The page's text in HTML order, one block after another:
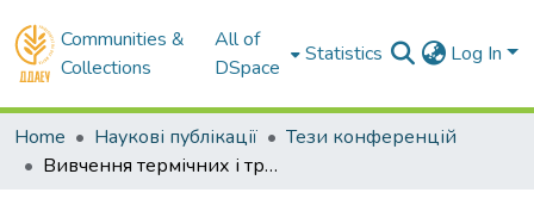
Communities &
Collections
All of
DSpace
Statistics Log In
Home Наукові публікації
Тези конференцій
Вивчення термічних і трибологічних властивостей ароматичних поліамідів